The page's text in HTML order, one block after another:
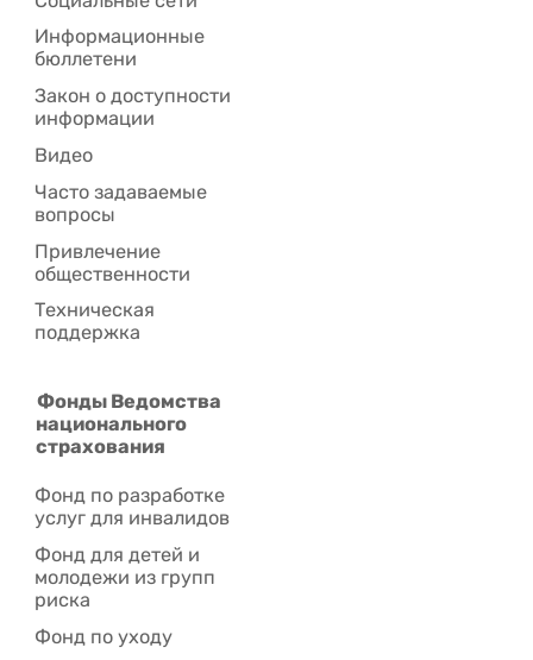
Информационные
бюллетени
Закон о доступности
информации
Видео
Часто задаваемые
вопросы
Привлечение
общественности
Техническая
поддержка
Фонды Ведомства
национального
страхования
Фонд по разработке
услуг для инвалидов
Фонд для детей и
молодежи из групп
риска
Фонд по уходу